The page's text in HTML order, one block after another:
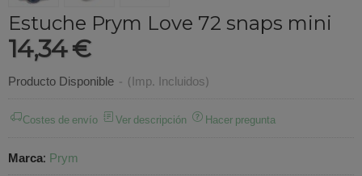
Estuche Prym Love 72 snaps mini
14,34 €
Producto Disponible - (Imp. Incluidos)
Costes de envío Ver descripción Hacer pregunta
Marca: Prym